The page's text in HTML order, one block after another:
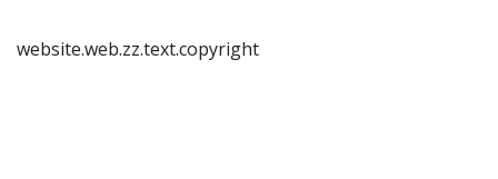
website.web.zz.text.copyright